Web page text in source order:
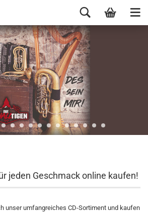
jeden Geschmack online kaufen!
unser umfangreiches CD-Sortiment und kaufen